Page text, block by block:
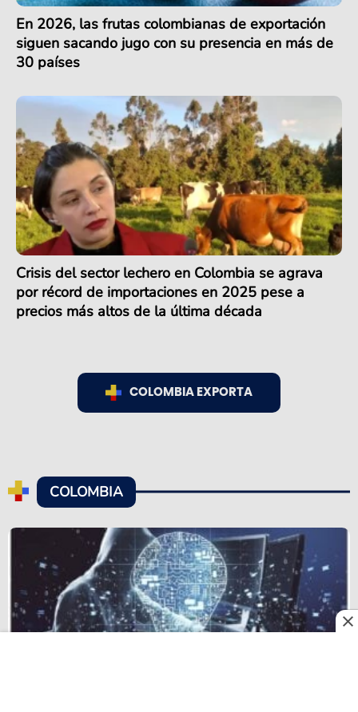
En 2026, las frutas colombianas de exportación
siguen sacando jugo con su presencia en más de
30 países
Crisis del sector lechero en Colombia se agrava
por récord de importaciones en 2025 pese a
precios más altos de la última década
COLOMBIA EXPORTA
COLOMBIA